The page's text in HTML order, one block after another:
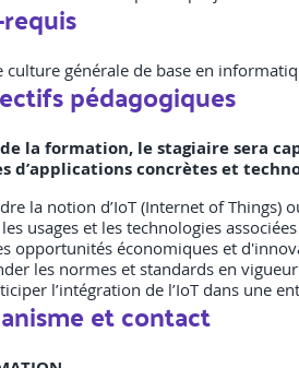
culture générale de base en
pédagogiques
de la formation, le stagiaire sera
d’applications concrètes et
la notion d’IoT (Internet of Things)
usages et les technologies associées
opportunités économiques et
les normes et standards en
l’intégration de l’IoT dans une
et contact